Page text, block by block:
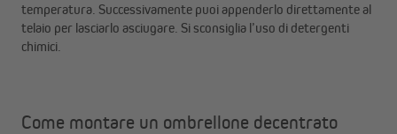
temperatura. Successivamente puoi appenderlo direttamente al
telaio per lasciarlo asciugare. Si sconsiglia l’uso di detergenti
chimici.
Come montare un ombrellone decentrato